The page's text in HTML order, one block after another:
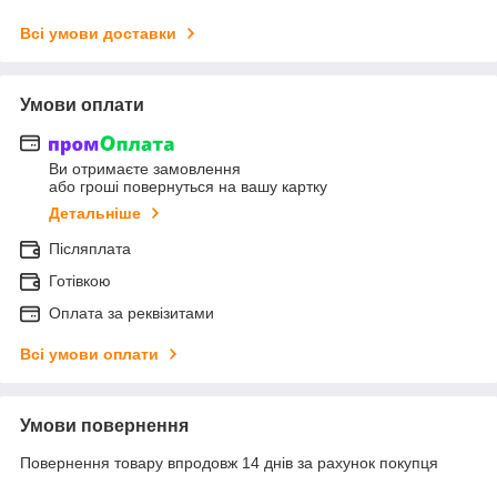
Всі умови доставки
Умови оплати
Ви отримаєте замовлення
або гроші повернуться на вашу картку
Детальніше
Післяплата
Готівкою
Оплата за реквізитами
Всі умови оплати
Умови повернення
Повернення товару впродовж 14 днів за рахунок покупця